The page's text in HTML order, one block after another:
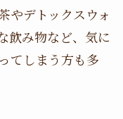
やデトックスウォ
飲み物など、気に
てしまう方も多